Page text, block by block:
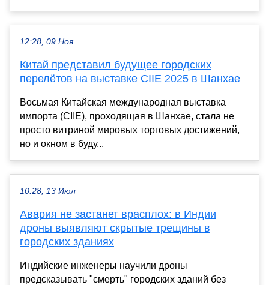
12:28, 09 Ноя
Китай представил будущее городских
перелётов на выставке CIIE 2025 в Шанхае
Восьмая Китайская международная выставка
импорта (CIIE), проходящая в Шанхае, стала не
просто витриной мировых торговых достижений,
но и окном в буду...
10:28, 13 Июл
Авария не застанет врасплох: в Индии
дроны выявляют скрытые трещины в
городских зданиях
Индийские инженеры научили дроны
предсказывать "смерть" городских зданий без